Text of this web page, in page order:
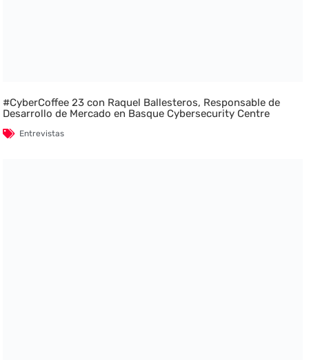
#CyberCoffee 23 con Raquel Ballesteros, Responsable de
Desarrollo de Mercado en Basque Cybersecurity Centre
Entrevistas